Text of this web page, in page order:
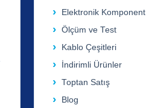
Elektronik Komponent
Ölçüm ve Test
Kablo Çeşitleri
İndirimli Ürünler
Toptan Satış
Blog